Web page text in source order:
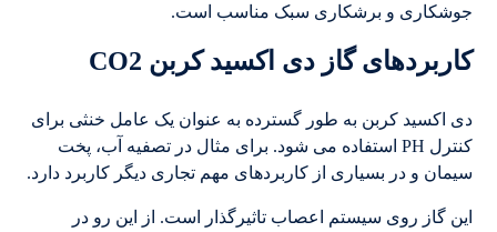
جوشکاری و برشکاری سبک مناسب است.
کاربردهای گاز دی ‌اکسید کربن CO2
دی اکسید کربن به طور گسترده به عنوان یک عامل خنثی برای
کنترل PH استفاده می شود. برای مثال در تصفیه آب، پخت
سیمان و در بسیاری از کاربردهای مهم تجاری دیگر کاربرد دارد.
این گاز روی سیستم اعصاب تاثیرگذار است. از این رو در